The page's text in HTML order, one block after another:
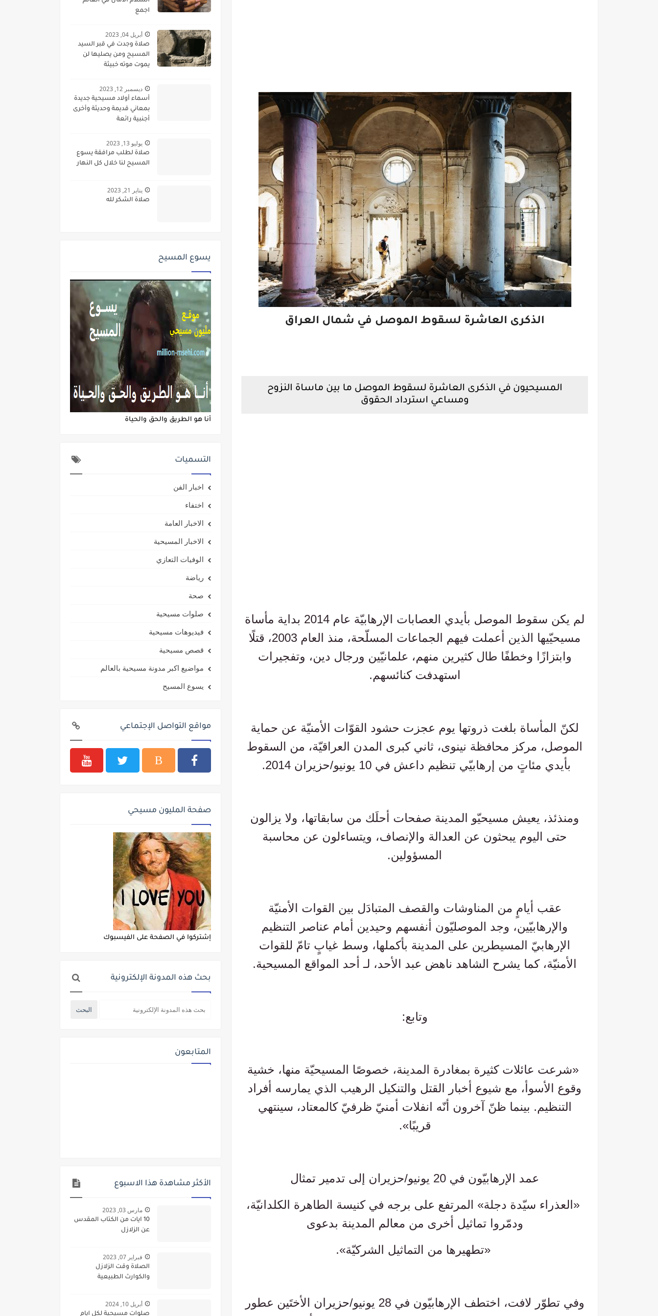
الذكرى العاشرة لسقوط الموصل في شمال العراق
المسيحيون في الذكرى العاشرة لسقوط الموصل ما بين ماساة النزوح
ومساعي استرداد الحقوق
لم يكن سقوط الموصل بأيدي العصابات الإرهابيّة عام 2014 بداية مأساة
مسيحيّيها الذين أعملت فيهم الجماعات المسلّحة، منذ العام 2003، قتلًا
وابتزازًا وخطفًا طال كثيرين منهم، علمانيّين ورجال دين، وتفجيرات
استهدفت كنائسهم.
لكنّ المأساة بلغت ذروتها يوم عجزت حشود القوّات الأمنيّة عن حماية
الموصل، مركز محافظة نينوى، ثاني كبرى المدن العراقيّة، من السقوط
بأيدي مئاتٍ من إرهابيّي تنظيم داعش في 10 يونيو/حزيران 2014.
ومنذئذ، يعيش مسيحيّو المدينة صفحات أحلَك من سابقاتها، ولا يزالون
حتى اليوم يبحثون عن العدالة والإنصاف، ويتساءلون عن محاسبة
المسؤولين.
عقب أيامٍ من المناوشات والقصف المتبادَل بين القوات الأمنيّة
والإرهابيّين، وجد الموصليّون أنفسهم وحيدين أمام عناصر التنظيم
الإرهابيّ المسيطرين على المدينة بأكملها، وسط غيابٍ تامّ للقوات
الأمنيّة، كما يشرح الشاهد ناهض عبد الأحد، لـ أحد المواقع المسيحية.
وتابع:
«شرعت عائلات كثيرة بمغادرة المدينة، خصوصًا المسيحيّة منها، خشية
وقوع الأسوأ، مع شيوع أخبار القتل والتنكيل الرهيب الذي يمارسه أفراد
التنظيم. بينما ظنّ آخرون أنّه انفلات أمنيّ ظرفيّ كالمعتاد، سينتهي
قريبًا».
عمد الإرهابيّون في 20 يونيو/حزيران إلى تدمير تمثال
«العذراء سيّدة دجلة» المرتفع على برجه في كنيسة الطاهرة الكلدانيّة،
ودمّروا تماثيل أخرى من معالم المدينة بدعوى
«تطهيرها من التماثيل الشركيّة».
وفي تطوّر لافت، اختطف الإرهابيّون في 28 يونيو/حزيران الأختَين عطور
اجمع
أبريل 04, 2023
صلاة وجدت في قبر السيد
المسيح ومن يصليها لن
يموت موته خبيثة
ديسمبر 12, 2023
أسماء أولاد مسيحية جديدة
بمعاني قديمة وحديثة وأخرى
أجنبية رائعة
يوليو 13, 2023
صلاة لطلب مرافقة يسوع
المسيح لنا خلال كل النهار
يناير 21, 2023
صلاة الشكر لله
يسوع المسيح
أنا هو الطريق والحق والحياة
التسميات
اخبار الفن
اختفاء
الاخبار العامة
الاخبار المسيحية
الوفيات التعازي
رياضة
صحة
صلوات مسيحية
فيديوهات مسيحية
قصص مسيحية
مواضيع اكبر مدونة مسيحية بالعالم
يسوع المسيح
مواقع التواصل الإجتماعي
صفحة المليون مسيحي
إشتركوا في الصفحة على الفيسبوك
بحث هذه المدونة الإلكترونية
المتابعون
الأكثر مشاهدة هذا الاسبوع
مارس 03, 2023
10 ايات من الكتاب المقدس
عن الزلازل
فبراير 07, 2023
الصلاة وقت الزلازل
والكوارث الطبيعية
أبريل 10, 2024
صلوات مسيحية لكل ايام